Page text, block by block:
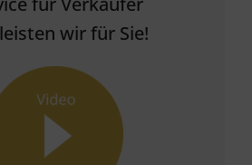
wir für Sie!